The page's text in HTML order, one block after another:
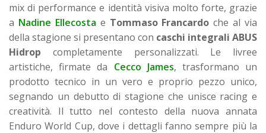
mix di performance e identità visiva molto forte, grazie
a Nadine Ellecosta e Tommaso Francardo che al via
della stagione si presentano con caschi integrali ABUS
Hidrop completamente personalizzati. Le livree
artistiche, firmate da Cecco James, trasformano un
prodotto tecnico in un vero e proprio pezzo unico,
segnando un debutto di stagione che unisce racing e
creatività. Il tutto nel contesto della nuova annata
Enduro World Cup, dove i dettagli fanno sempre più la